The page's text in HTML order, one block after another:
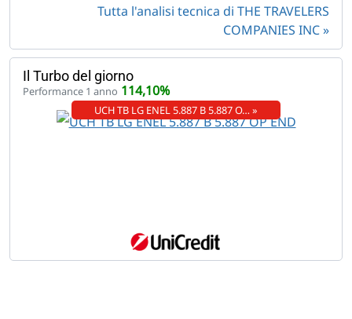
Tutta l'analisi tecnica di THE TRAVELERS
COMPANIES INC
Il Turbo del giorno
Performance 1 anno 114,10%
UCH TB LG ENEL 5.887 B 5.887 O… »